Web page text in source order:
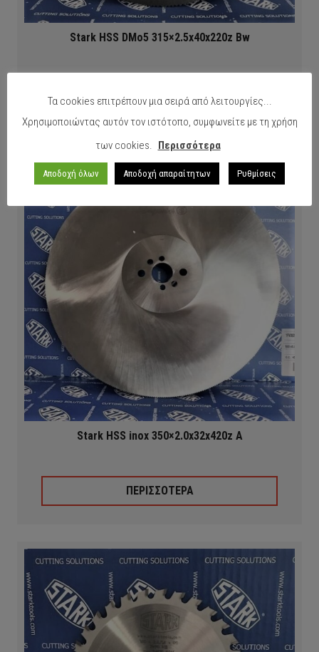
Stark HSS DMo5 315×2.5x40x220z Bw
Stark HSS inox 350×2.0x32x420z A
ΠΕΡΙΣΣΟΤΕΡΑ
Τα cookies επιτρέπουν μια σειρά από λειτουργίες...
Χρησιμοποιώντας αυτόν τον ιστότοπο, συμφωνείτε με τη χρήση
των cookies. Περισσότερα
Αποδοχή όλων Αποδοχή απαραίτητων Ρυθμίσεις